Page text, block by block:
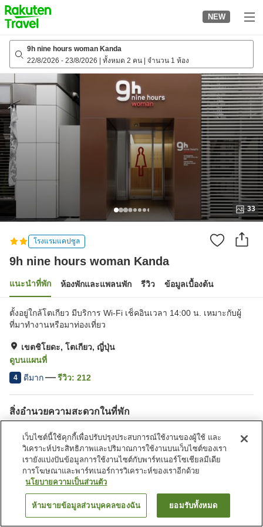
to
top
page
NEW
9h nine hours woman Kanda
22/8/2026 - 23/8/2026 ทั้งหมด 2 คน จำนวน 1 ห้อง
33
โรงแรมแคปซูล
9h nine hours woman Kanda
แนะนำที่พัก ห้องพักและแพลนพัก รีวิว ข้อมูลเบื้องต้น
ตั้งอยู่ใกล้โตเกียว มีบริการ Wi-Fi เช็คอินเวลา 14:00 น. เหมาะกับผู้
ที่มาทำงานหรือมาท่องเที่ยว
เขตชิโยดะ, โตเกียว, ญี่ปุ่น
ดูบนแผนที่
4 ดีมาก รีวิว: 212
สิ่งอำนวยความสะดวกในที่พัก
มีล็อกเกอร์
แผนกต้อนรับ 24 ชั่วโมง
หน้าแรก ญี่ปุ่น โตเกียว
เขตชิโยดะ
9h nine hours woman Kanda
ค้นหาห้องพัก
เว็บไซต์นี้ใช้คุกกี้เพื่อปรับปรุงประสบการณ์ใช้งานของผู้ใช้ และ
วิเคราะห์ประสิทธิภาพและปริมาณการใช้งานบนเว็บไซต์ของเรา
เรายังแบ่งปันข้อมูลการใช้งานไซต์กับพาร์ทเนอร์โซเชียลมีเดีย
การโฆษณาและพาร์ทเนอร์การวิเคราะห์ของเราอีกด้วย
นโยบายความเป็นส่วนตัว
ห้ามขายข้อมูลส่วนบุคคลของฉัน ยอมรับทั้งหมด